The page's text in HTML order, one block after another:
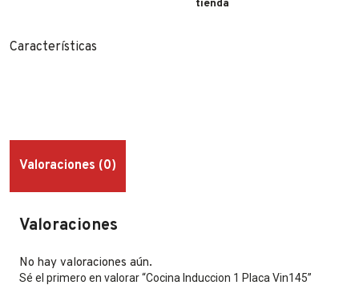
tienda
Características
Valoraciones (0)
Valoraciones
No hay valoraciones aún.
Sé el primero en valorar “Cocina Induccion 1 Placa Vin145”